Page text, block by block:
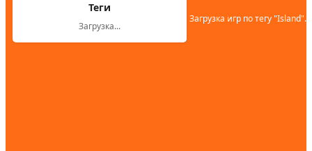
Теги
Загрузка...
Загрузка игр по тегу "Island"...